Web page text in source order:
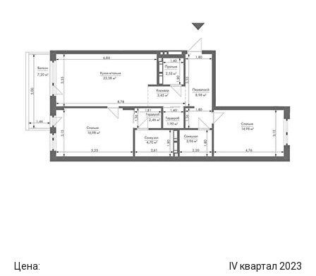
Цена: IV квартал 2023